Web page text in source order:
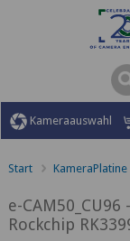
Kameraauswahl
Start KameraPlatine
e-
Rockchip